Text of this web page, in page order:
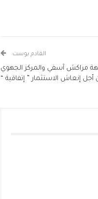
القادم بوست
مراكش آسفي والمركز الجهوي
إنعاش الاستثمار ” إتفاقية “